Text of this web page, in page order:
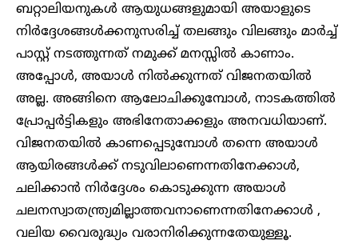
ബറ്റാലിയനുകൾ ആയുധങ്ങളുമായി അയാളുടെ
നിർദ്ദേശങ്ങൾക്കനുസരിച്ച് തലങ്ങും വിലങ്ങും മാർച്ച്
പാസ്റ്റ് നടത്തുന്നത് നമുക്ക് മനസ്സിൽ കാണാം.
അപ്പോൾ, അയാൾ നിൽക്കുന്നത് വിജനതയിൽ
അല്ല. അങ്ങിനെ ആലോചിക്കുമ്പോൾ, നാടകത്തിൽ
പ്രോപ്പർട്ടികളും അഭിനേതാക്കളും അനവധിയാണ്.
വിജനതയിൽ കാണപ്പെടുമ്പോൾ തന്നെ അയാൾ
ആയിരങ്ങൾക്ക് നടുവിലാണെന്നതിനേക്കാൾ,
ചലിക്കാൻ നിർദ്ദേശം കൊടുക്കുന്ന അയാൾ
ചലനസ്വാതന്ത്ര്യമില്ലാത്തവനാണെന്നതിനേക്കാൾ ,
വലിയ വൈരുദ്ധ്യം വരാനിരിക്കുന്നതേയുള്ളൂ.